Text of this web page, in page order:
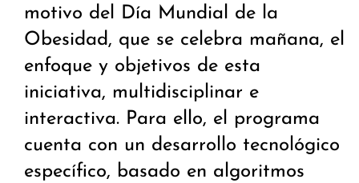
motivo del Día Mundial de la
Obesidad, que se celebra mañana, el
enfoque y objetivos de esta
iniciativa, multidisciplinar e
interactiva. Para ello, el programa
cuenta con un desarrollo tecnológico
específico, basado en algoritmos